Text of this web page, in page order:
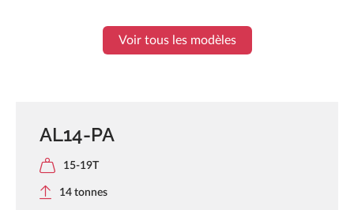
Voir tous les modèles
AL14-PA
15-19T
14 tonnes